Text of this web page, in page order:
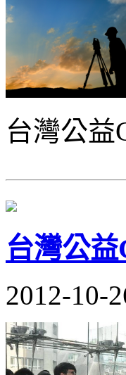
台灣公
台灣公
2012-10-